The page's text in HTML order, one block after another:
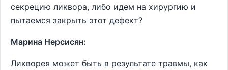
секрецию ликвора, либо идем на хирургию и
пытаемся закрыть этот дефект?
Марина Нерсисян:
Ликворея может быть в результате травмы, как